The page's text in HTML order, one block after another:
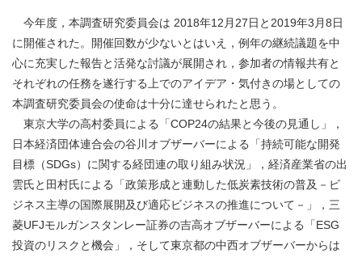
今年度，本調査研究委員会は 2018年12月27日と2019年3月8日
に開催された。開催回数が少ないとはいえ，例年の継続議題を中
心に充実した報告と活発な討議が展開され，参加者の情報共有と
それぞれの任務を遂行する上でのアイデア・気付きの場としての
本調査研究委員会の使命は十分に達せられたと思う。
東京大学の高村委員による「COP24の結果と今後の見通し」，
日本経済団体連合会の谷川オブザーバーによる「持続可能な開発
目標（SDGs）に関する経団連の取り組み状況」，経済産業省の出
雲氏と田村氏による「政策形成と連動した低炭素技術の普及－ビ
ジネス主導の国際展開及び適応ビジネスの推進について－」，三
菱UFJモルガンスタンレー証券の吉高オブザーバーによる「ESG
投資のリスクと機会」，そして東京都の中西オブザーバーからは